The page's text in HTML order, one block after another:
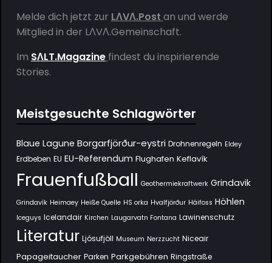
Melde dich jetzt zur LΛVΛ.Post an und werde
Mitglied in der LΛVΛ.Gemeinschaft.
Im SΛLT.Magazine findest du inspirierende
Stories.
Meistgesuchte Schlagwörter
Blaue Lagune Borgarfjörður-eystri Drohnenregeln Eldey
Erdbeben EU EU-Referendum Flughafen Keflavík
Frauenfußball Geothermiekraftwerk Grindavik
Grindavík Heimaey Heiße Quelle HS orka Hvalfjörður Háifoss Höhlen
Iceguys Icelandair Kirchen Laugarvatn Fontana Lawinenschutz
Literatur Ljósufjöll Museum Nerzzucht Niceair
Papageitaucher Parken Parkgebühren Ringstraße